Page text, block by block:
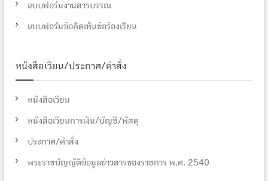
แบบฟอร์มงานสารบรรณ
แบบฟอร์มข้อคิดเห็นข้อร้องเรียน
หนังสือเวียน/ประกาศ/คำสั่ง
หนังสือเวียน
หนังสือเวียนการเงิน/บัญชี/พัสดุ
ประกาศ/คำสั่ง
พระราชบัญญัติข้อมูลข่าวสารของราชการ พ.ศ. 2540